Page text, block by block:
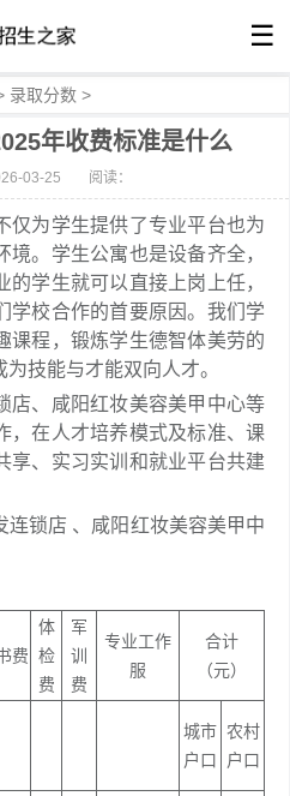
☰
录取分数 >
年收费标准是什么
03-25 阅读：
仅为学生提供了专业平台也为
。学生公寓也是设备齐全，
学生就可以直接上岗上任，
学校合作的首要原因。我们学
课程，锻炼学生德智体美劳的
技能与才能双向人才。
店、咸阳红妆美容美甲中心等
，在人才培养模式及标准、课
享、实习实训和就业平台共建
连锁店 、咸阳红妆美容美甲中
费
体
检
费
军
训
费
专业工作
服
合计
（元）
城市
户口
农村
户口